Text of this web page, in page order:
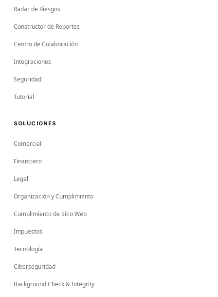
Radar de Riesgos
Constructor de Reportes
Centro de Colaboración
Integraciones
Seguridad
Tutorial
SOLUCIONES
Comercial
Financiero
Legal
Organización y Cumplimiento
Cumplimiento de Sitio Web
Impuestos
Tecnología
Ciberseguridad
Background Check & Integrity